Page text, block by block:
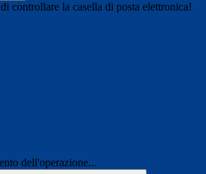
controllare la casella di posta elettronica!
dell'operazione...